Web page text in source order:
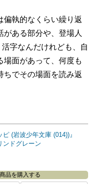
ピ (岩波少年文庫 (014))』
ンドグレーン
商品を購入する
偏執的なくらい繰り返
がある部分や、登場人
字なんだけれども、自
場面があって、何度も
ちでその場面を読み返